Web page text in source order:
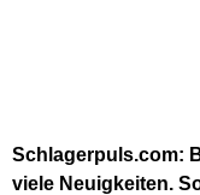
Schlagerpuls.com:
viele Neuigkeiten.